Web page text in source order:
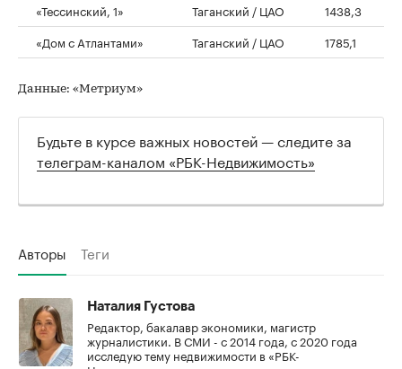
«Тессинский, 1» Таганский / ЦАО
1438,3
«Дом с Атлантами»
Таганский / ЦАО 1785,1
Данные: «Метриум»
Будьте в курсе важных новостей — следите за
телеграм-каналом «РБК-Недвижимость»
Авторы Теги
Наталия Густова
Редактор, бакалавр экономики, магистр
журналистики. В СМИ - с 2014 года, с 2020 года
исследую тему недвижимости в «РБК-